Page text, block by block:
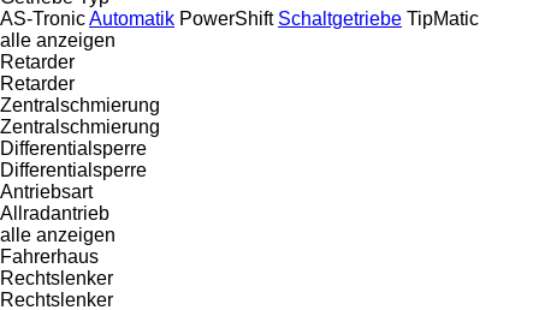
AS-TronicAutomatik PowerShift Schaltgetriebe TipMatic
alle anzeigen
Retarder
Retarder
Zentralschmierung
Zentralschmierung
Differentialsperre
Differentialsperre
Antriebsart
Allradantrieb
alle anzeigen
Fahrerhaus
Rechtslenker
Rechtslenker